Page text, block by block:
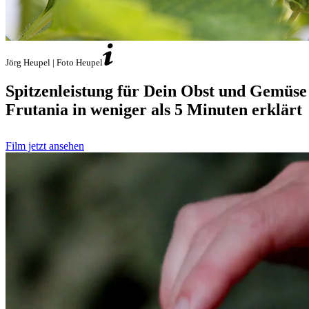
Jörg Heupel | Foto Heupel
Spitzenleistung für Dein Obst und
Frutania in weniger als 5 Minuten erklärt
Film jetzt ansehen